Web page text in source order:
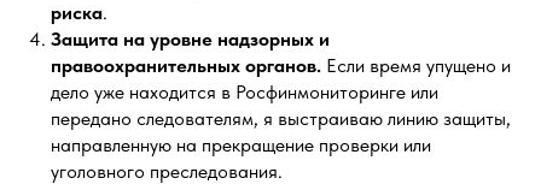
риска.
Защита на уровне надзорных и
правоохранительных органов. Если время упущено и
дело уже находится в Росфинмониторинге или
передано следователям, я выстраиваю линию защиты,
направленную на прекращение проверки или
уголовного преследования.